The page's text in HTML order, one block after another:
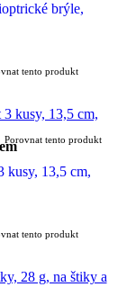
brýle,
tento produkt
Porovnat tento produkt
kusy, 13,5 cm,
tento produkt